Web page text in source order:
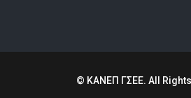
© ΚΑΝΕΠ ΓΣΕΕ. All